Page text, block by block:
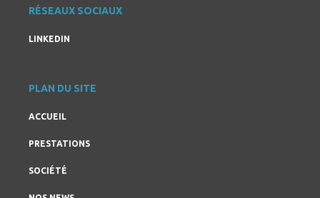
RÉSEAUX SOCIAUX
LINKEDIN
PLAN DU SITE
ACCUEIL
PRESTATIONS
SOCIÉTÉ